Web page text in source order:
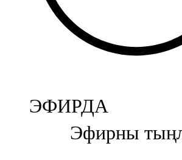
107,5 FM
Биләр
Болгар
106,0 FM
Бөгелмә
ЭФИРДА
Эфирны